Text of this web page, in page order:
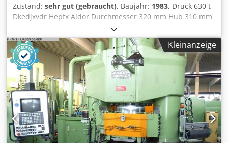
Zustand: sehr gut (gebraucht), Baujahr: 1983, Druck 630 t
Dkedjxvdr Hepfx Aldor Durchmesser 320 mm Hub 310 mm
Maschinengewicht ca. 3500 t
Kleinanzeige